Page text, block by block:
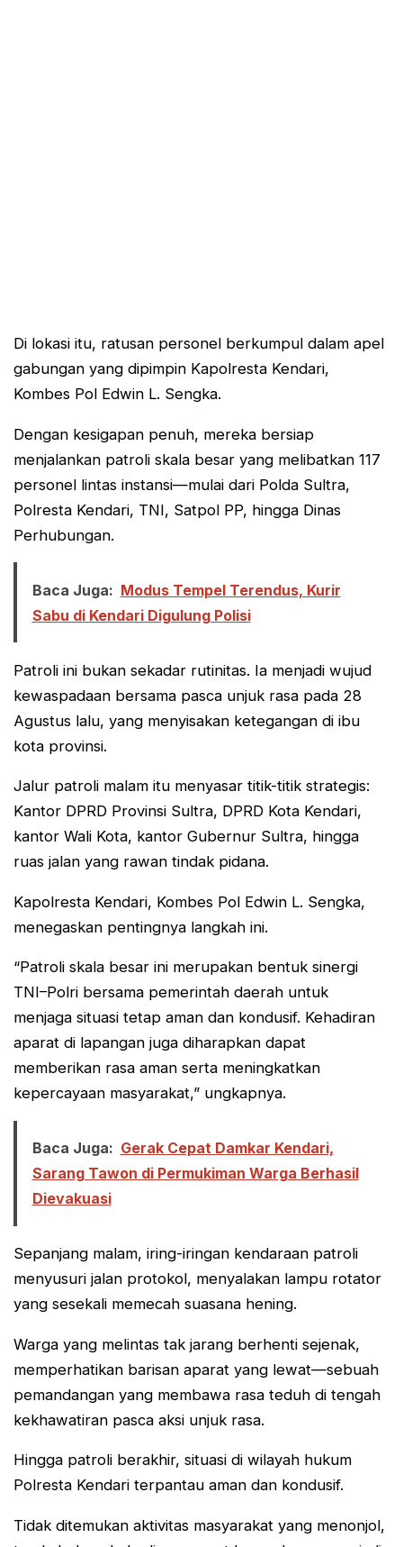
Di lokasi itu, ratusan personel berkumpul dalam apel
gabungan yang dipimpin Kapolresta Kendari,
Kombes Pol Edwin L. Sengka.
Dengan kesigapan penuh, mereka bersiap
menjalankan patroli skala besar yang melibatkan 117
personel lintas instansi—mulai dari Polda Sultra,
Polresta Kendari, TNI, Satpol PP, hingga Dinas
Perhubungan.
Baca Juga: Modus Tempel Terendus, Kurir
Sabu di Kendari Digulung Polisi
Patroli ini bukan sekadar rutinitas. Ia menjadi wujud
kewaspadaan bersama pasca unjuk rasa pada 28
Agustus lalu, yang menyisakan ketegangan di ibu
kota provinsi.
Jalur patroli malam itu menyasar titik-titik strategis:
Kantor DPRD Provinsi Sultra, DPRD Kota Kendari,
kantor Wali Kota, kantor Gubernur Sultra, hingga
ruas jalan yang rawan tindak pidana.
Kapolresta Kendari, Kombes Pol Edwin L. Sengka,
menegaskan pentingnya langkah ini.
“Patroli skala besar ini merupakan bentuk sinergi
TNI–Polri bersama pemerintah daerah untuk
menjaga situasi tetap aman dan kondusif. Kehadiran
aparat di lapangan juga diharapkan dapat
memberikan rasa aman serta meningkatkan
kepercayaan masyarakat,” ungkapnya.
Baca Juga: Gerak Cepat Damkar Kendari,
Sarang Tawon di Permukiman Warga Berhasil
Dievakuasi
Sepanjang malam, iring-iringan kendaraan patroli
menyusuri jalan protokol, menyalakan lampu rotator
yang sesekali memecah suasana hening.
Warga yang melintas tak jarang berhenti sejenak,
memperhatikan barisan aparat yang lewat—sebuah
pemandangan yang membawa rasa teduh di tengah
kekhawatiran pasca aksi unjuk rasa.
Hingga patroli berakhir, situasi di wilayah hukum
Polresta Kendari terpantau aman dan kondusif.
Tidak ditemukan aktivitas masyarakat yang menonjol,